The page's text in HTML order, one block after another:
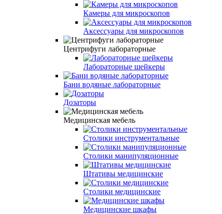
Камеры для микроскопов
Аксессуары для микроскопов
Центрифуги лабораторные
Лабораторные шейкеры
Бани водяные лабораторные
Дозаторы
Медицинская мебель
Столики инструментальные
Столики манипуляционные
Штативы медицинские
Столики медицинские
Медицинские шкафы